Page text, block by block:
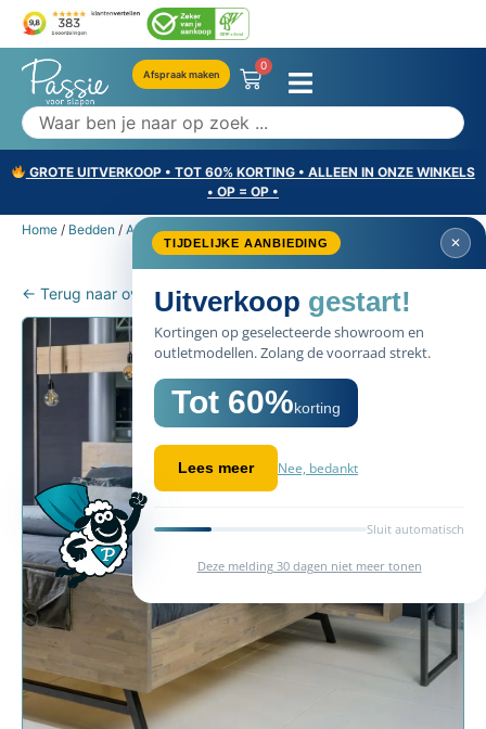
Afspraak maken
0
GROTE UITVERKOOP • TOT 60% KORTING • ALLEEN IN ONZE WINKELS
• OP = OP •
TIJDELIJKE AANBIEDING ✕
Uitverkoop gestart!
Kortingen op geselecteerde showroom en
outletmodellen. Zolang de voorraad strekt.
Tot 60%korting
Lees meer Nee, bedankt
Sluit automatisch
Deze melding 30 dagen niet meer tonen
Home / Bedden / Alle bedden/ Steel & Stockings Viggo
← Terug naar overzicht